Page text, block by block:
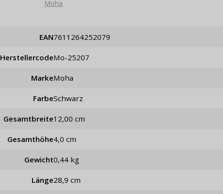
Moha
EAN 7611264252079
Herstellercode mo-25207
Marke Moha
Farbe schwarz
Gesamtbreite 12,00 cm
Gesamthöhe 4,0 cm
Gewicht 0,44 kg
Länge 28,9 cm